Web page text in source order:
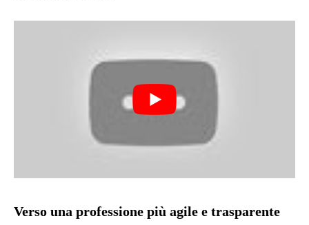
Verso una professione più agile e trasparente